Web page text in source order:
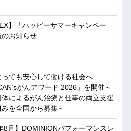
】「ハッピーサマーキャンペー
のお知らせ
っても安心して働ける社会へ
がんアワード 2026」を開催～
体によるがん治療と仕事の両立支援
を全国から募集～
8月】DOMINIONパフォーマンスレ